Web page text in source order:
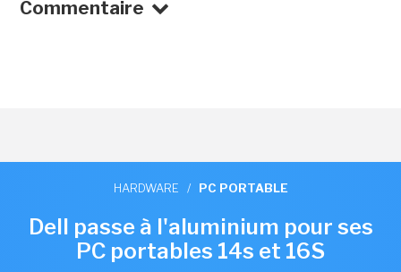
Commentaire
HARDWARE / PC PORTABLE
Dell passe à l'aluminium pour ses
PC portables 14s et 16S